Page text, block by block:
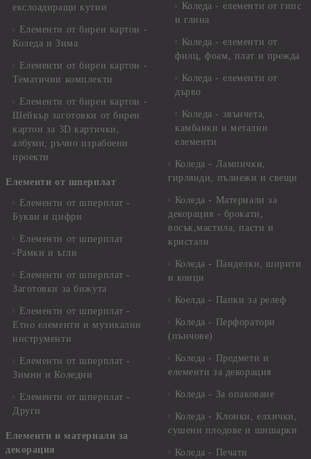
екслоадиращи кутии
Елементи от бирен картон -
Коледа и Зима
Елементи от бирен картон -
Тематични комплекти
Елементи от бирен картон -
Шейкър заготовки от бирен
картон за 3D картички,
албуми, ръчно израбоени
проекти
Елементи от шперплат
Елементи от шперплат -
Букви и цифри
Елементи от шперплат
-Рамки и ъгли
Елементи от шперплат -
Заготовки за бижута
Елементи от шперплат -
Етно елементи и музикални
инструменти
Елементи от шперплат -
Зимни и Коледни
Елементи от шперплат -
Други
Елементи и материали за
декорация
Коледа - елементи от гипс
и глина
Коледа - елементи от
филц, фоам, плат и прежда
Коледа - елементи от
дърво
Коледа - звънчета,
камбанки и метални
елементи
Коледа - Лампички,
гирлянди, пълнежи и свещи
Коледа - Материали за
декорация - брокати,
восък,мастила, пасти и
кристали
Коледа - Панделки, ширити
и конци
Коелда - Папки за релеф
Коледа - Перфоратори
(пънчове)
Коледа - Предмети и
елементи за декорация
Коледа - За опаковане
Коледа - Kлонки, елхички,
сушени плодове и шишарки
Коледа - Печати